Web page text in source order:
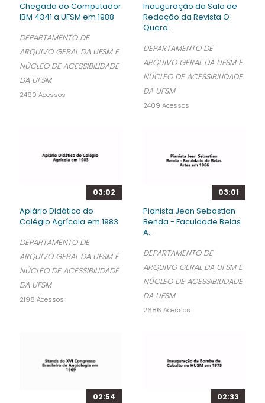
Chegada do Computador
IBM 4341 a UFSM em 1988
DEPARTAMENTO DE
ARQUIVO GERAL DA UFSM E
NÚCLEO DE ACESSIBILIDADE
DA UFSM
2490 Acessos
Inauguração da Sala de
Redação da Revista O
Quero...
DEPARTAMENTO DE
ARQUIVO GERAL DA UFSM E
NÚCLEO DE ACESSIBILIDADE
DA UFSM
2409 Acessos
03:02
Apiário Didático do
Colégio Agrícola em 1983
DEPARTAMENTO DE
ARQUIVO GERAL DA UFSM E
NÚCLEO DE ACESSIBILIDADE
DA UFSM
2198 Acessos
03:01
Pianista Jean Sebastian
Benda - Faculdade Belas
A...
DEPARTAMENTO DE
ARQUIVO GERAL DA UFSM E
NÚCLEO DE ACESSIBILIDADE
DA UFSM
2686 Acessos
02:54 02:33